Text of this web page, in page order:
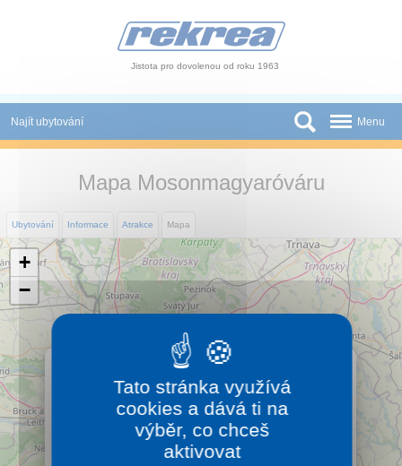
Jistota pro dovolenou od roku 1963
Najít ubytování
Autobusové zájezdy
Skupiny a konference
Novinky
Atrakce
O nás
Kontakt
Menu
Mapa Mosonmagyaróváru
Ubytování Informace Atrakce Mapa
Lázeňské město Mosonmagyaróvár leží 38 km
severozápandě od Győru (Ráb). Nachází se v
soutoku Mosoni Duna (Mosoňského Dunaje) a řeky
+
−
Tato stránka využívá
cookies a dává ti na
výběr, co chceš
aktivovat